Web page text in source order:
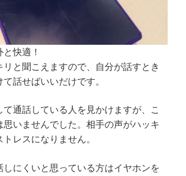
快適！
と聞こえますので、自分が話すとき
話せばいいだけです。
て通話している人を見かけますが、こ
思いませんでした。相手の声がハッキ
レスになりません。
しにくいと思っている方はイヤホンを